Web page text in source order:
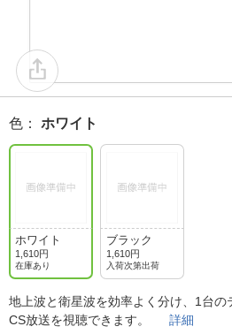
色 ： ホワイト
ホワイト
1,610円
在庫あり
ブラック
1,610円
入荷次第出荷
地上波と衛星波を効率よく分け、1台
CS放送を視聴できます。 詳細